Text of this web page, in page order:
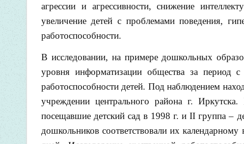
агрессии и агрессивности, снижение
увеличение детей с проблемами поведения,
работоспособности.
В исследовании, на примере дошкольных
уровня информатизации общества за
работоспособности детей. Под наблюдением
учреждении центрального района г.
посещавшие детский сад в 1998 г. и II группа –
дошкольников соответствовали их